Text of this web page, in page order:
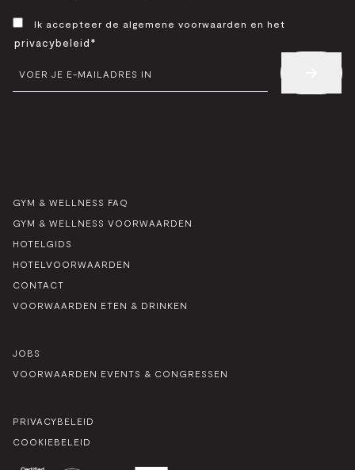
TOESTEMMING
Ik accepteer de algemene voorwaarden en het
privacybeleid*
E-
MAIL
GYM & WELLNESS FAQ
GYM & WELLNESS VOORWAARDEN
HOTELGIDS
HOTELVOORWAARDEN
CONTACT
VOORWAARDEN ETEN & DRINKEN
JOBS
VOORWAARDEN EVENTS & CONGRESSEN
PRIVACYBELEID
COOKIEBELEID